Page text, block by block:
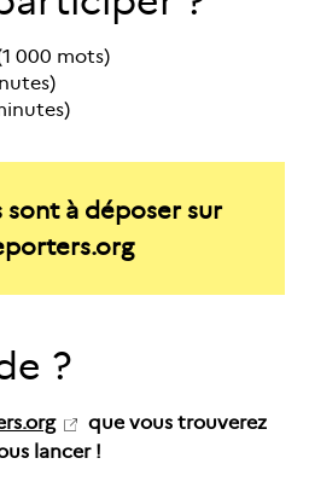
000 mots)
sont à déposer sur
?
que vous trouverez
lancer !